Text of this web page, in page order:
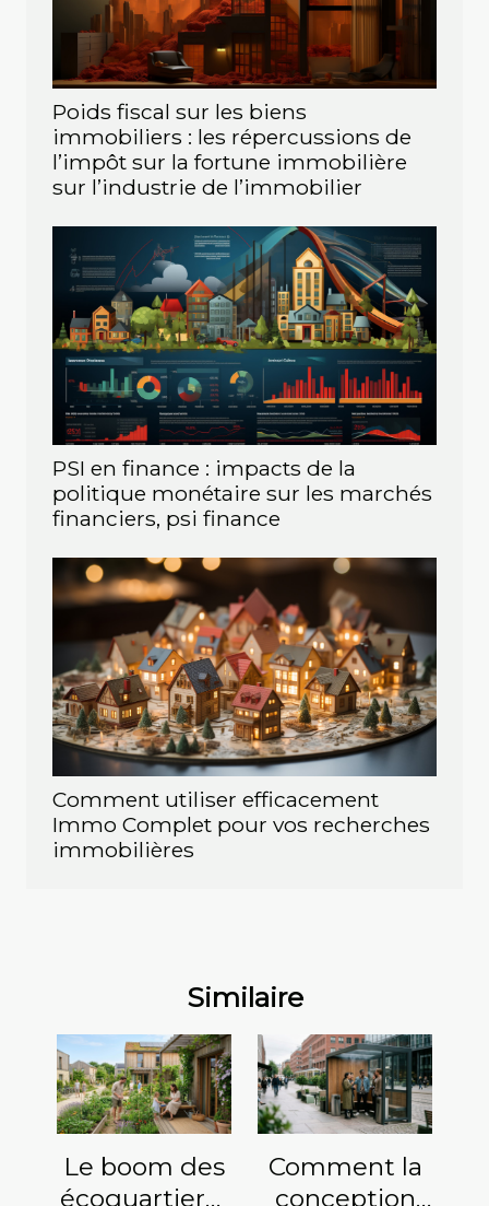
Poids fiscal sur les biens
immobiliers : les répercussions de
l’impôt sur la fortune immobilière
sur l’industrie de l’immobilier
PSI en finance : impacts de la
politique monétaire sur les marchés
financiers, psi finance
Comment utiliser efficacement
Immo Complet pour vos recherches
immobilières
Similaire
Le boom des
écoquartiers :
Comment la
conception